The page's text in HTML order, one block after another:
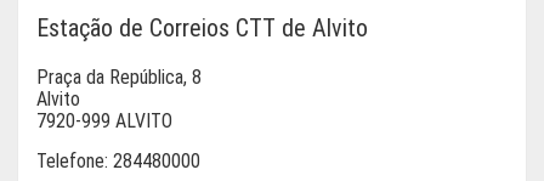
Estação de Correios CTT de Alvito
Praça da República, 8
Alvito
7920-999 ALVITO
Telefone: 284480000